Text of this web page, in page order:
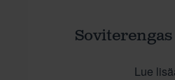
Soviterengas
Lue